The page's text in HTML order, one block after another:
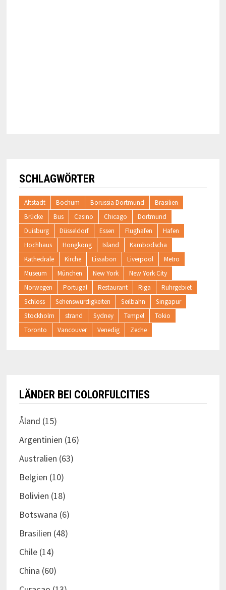
SCHLAGWÖRTER
Altstadt Bochum Borussia Dortmund
Brasilien
Brücke
Bus Casino Chicago
Dortmund
Duisburg
Düsseldorf Essen Flughafen
Hafen
Hochhaus
Hongkong Island
Kambodscha
Kathedrale
Kirche Lissabon Liverpool
Metro
Museum
München New York
New York City
Norwegen
Portugal Restaurant Riga
Ruhrgebiet
Schloss
Sehenswürdigkeiten Seilbahn
Singapur
Stockholm
strand Sydney Tempel
Tokio
Toronto
Vancouver Venedig Zeche
LÄNDER BEI COLORFULCITIES
Åland (15)
Argentinien (16)
Australien (63)
Belgien (10)
Bolivien (18)
Botswana (6)
Brasilien (48)
Chile(14)
China (60)